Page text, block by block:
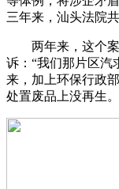
三年来，汕头法院
两年来，这个案
诉：“我们那片区汽
来，加上环保行政
处置废品上没再生。